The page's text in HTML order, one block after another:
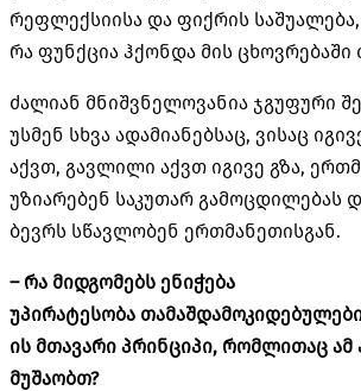
რეფლექსიისა და ფიქრის
რა ფუნქცია ჰქონდა მის ცხოვრებაში
ძალიან მნიშვნელოვანია ჯგუფური
უსმენ სხვა ადამიანებსაც, ვისაც
აქვთ, გავლილი აქვთ იგივე გზა,
უზიარებენ საკუთარ გამოცდილებას
ბევრს სწავლობენ ერთმანეთისგან.
– რა მიდგომებს ენიჭება
უპირატესობა
ის მთავარი პრინციპი, რომლითაც ამ
მუშაობთ?